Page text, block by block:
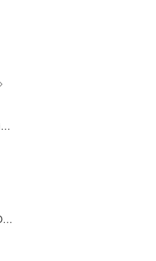
Principal Soledad Kalza,Principal Sina Kienou
同一个世界, 同一种音乐 (One World One Music)